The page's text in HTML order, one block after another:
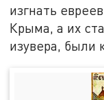
изгнать
Крыма, а их
изувера, были